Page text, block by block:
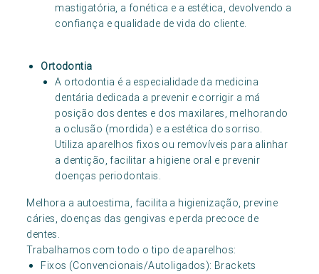
mastigatória, a fonética e a estética, devolvendo a
confiança e qualidade de vida do cliente.
Ortodontia
A ortodontia é a especialidade da medicina
dentária dedicada a prevenir e corrigir a má
posição dos dentes e dos maxilares, melhorando
a oclusão (mordida) e a estética do sorriso.
Utiliza aparelhos fixos ou removíveis para alinhar
a dentição, facilitar a higiene oral e prevenir
doenças periodontais.
Melhora a autoestima, facilita a higienização, previne
cáries, doenças das gengivas e perda precoce de
dentes.
Trabalhamos com todo o tipo de aparelhos:
Fixos (Convencionais/Autoligados): Brackets